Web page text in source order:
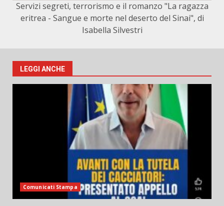
Servizi segreti, terrorismo e il romanzo "La ragazza
eritrea - Sangue e morte nel deserto del Sinai", di
Isabella Silvestri
LEGGI ANCHE
Comunicati Stampa